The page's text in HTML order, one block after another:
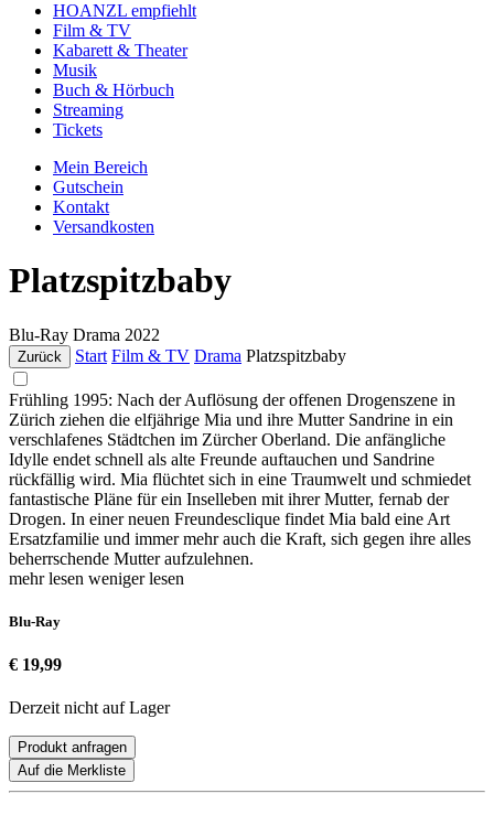
HOANZL empfiehlt
Film & TV
Kabarett & Theater
Musik
Buch & Hörbuch
Streaming
Tickets
Mein Bereich
Gutschein
Kontakt
Versandkosten
Platzspitzbaby
Blu-Ray Drama 2022
Zurück Start Film & TV Drama Platzspitzbaby
Frühling 1995: Nach der Auflösung der offenen Drogenszene in
Zürich ziehen die elfjährige Mia und ihre Mutter Sandrine in ein
verschlafenes Städtchen im Zürcher Oberland. Die anfängliche
Idylle endet schnell als alte Freunde auftauchen und Sandrine
rückfällig wird. Mia flüchtet sich in eine Traumwelt und schmiedet
fantastische Pläne für ein Inselleben mit ihrer Mutter, fernab der
Drogen. In einer neuen Freundesclique findet Mia bald eine Art
Ersatzfamilie und immer mehr auch die Kraft, sich gegen ihre alles
beherrschende Mutter aufzulehnen.
mehr lesen weniger lesen
Blu-Ray
€ 19,99
Derzeit nicht auf Lager
Produkt anfragen
Auf die Merkliste